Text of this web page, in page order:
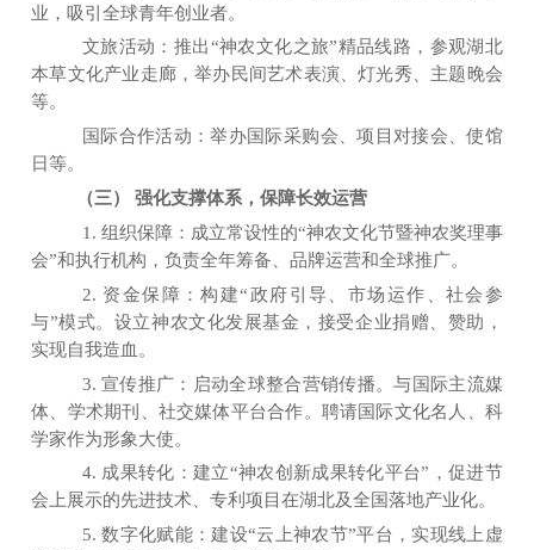
业，吸引全球青年创业者。
文旅活动：推出“神农文化之旅”精品线路， 参观湖北
本草文化产业走廊 ，举办民间艺术表演、灯光秀、主题晚会
等。
国际合作活动：举办国际采购会、项目对接会、使馆
日等。
（三）
强化支撑体系，保障长效运营
1. 组织保障：成立常设性的“神农文化节暨神农奖理事
会”和执行机构，负责全年筹备、品牌运营和全球推广。
2. 资金保障：构建“政府引导、市场运作、社会参
与”模式。设立神农文化发展基金，接受企业捐赠、赞助，
实现自我造血。
3. 宣传推广：启动全球整合营销传播。与国际主流媒
体、学术期刊、社交媒体平台合作。聘请国际文化名人、科
学家作为形象大使。
4. 成果转化：建立“神农创新成果转化平台” ，促进节
会上展示的先进技术、专利项目在湖北及全国落地产业化。
5. 数字化赋能：建设“云上神农节”平台，实现线上虚